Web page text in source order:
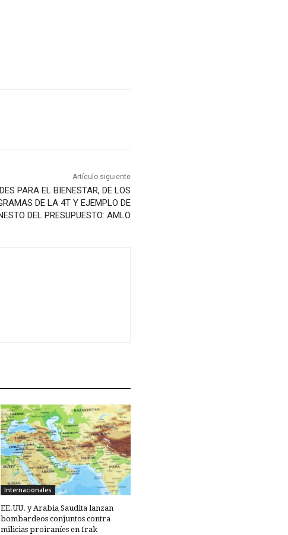
Artículo siguiente
PARA EL BIENESTAR, DE LOS
DE LA 4T Y EJEMPLO DE
DEL PRESUPUESTO: AMLO
Internacionales
EE.UU. y Arabia Saudita lanzan
bombardeos conjuntos contra
milicias proiraníes en Irak